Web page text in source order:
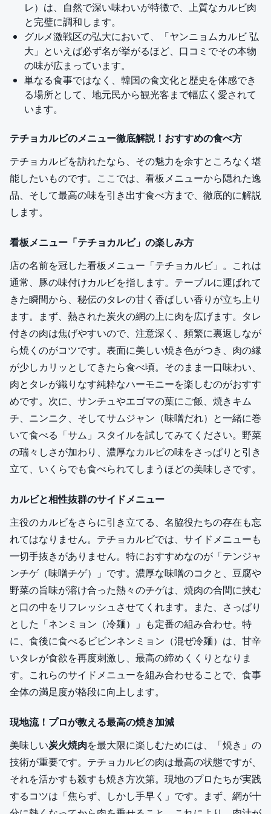
レ）は、自然で深い味わいが特徴で、上質なカルビ肉
と完璧に調和します。
グルメ激戦区の弘大において、「ヤンニョムカルビ 弘
大」といえば必ず名が挙がるほど、口コミでその本物
の味が広まっています。
単なる食事ではなく、韓国の食文化と歴史を体感でき
る場所として、地元民から観光客まで幅広く愛されて
います。
テチョカルビのメニュー徹底解説！おすすめの食べ方
テチョカルビを訪れたなら、その魅力を余すところなく堪
能したいものです。ここでは、看板メニューから隠れた逸
品、そして最高の味を引き出す食べ方まで、徹底的に解説
します。
看板メニュー「テチョカルビ」の楽しみ方
店の名前を冠した看板メニュー「テチョカルビ」。これは
通常、豚の味付けカルビを指します。テーブルに運ばれて
きた瞬間から、秘伝のタレの甘く香ばしい香りが立ち上り
ます。まず、熱された炭火の網の上に肉を広げます。タレ
付きの肉は焦げやすいので、注意深く、頻繁に裏返しなが
ら焼くのがコツです。表面に美しい焼き色がつき、肉の縁
が少しカリッとしてきたら食べ頃。そのまま一口味わい、
肉とタレが織りなす純粋なハーモニーを楽しむのがおすす
めです。次に、サンチュやエゴマの葉にご飯、焼きキム
チ、ニンニク、そしてサムジャン（味噌だれ）と一緒に巻
いて食べる「サム」スタイルを試してみてください。野菜
の瑞々しさが加わり、濃厚なカルビの味をさっぱりと引き
立て、いくらでも食べられてしまうほどの美味しさです。
カルビと相性抜群のサイドメニュー
主役のカルビをさらに引き立てる、名脇役たちの存在も忘
れてはなりません。テチョカルビでは、サイドメニューも
一切手抜きがありません。特におすすめなのが「テンジャ
ンチゲ（味噌チゲ）」です。濃厚な味噌のコクと、豆腐や
野菜の旨味が溶け合った熱々のチゲは、焼肉の合間に挟む
と口の中をリフレッシュさせてくれます。また、さっぱり
とした「ネンミョン（冷麺）」も定番の組み合わせ。特
に、食後に食べるビビンネンミョン（混ぜ冷麺）は、甘辛
いタレが食欲を再度刺激し、最高の締めくくりとなりま
す。これらのサイドメニューを組み合わせることで、食事
全体の満足度が格段に向上します。
現地流！プロが教える最高の焼き加減
美味しい炭火焼肉を最大限に楽しむためには、「焼き」の
技術が重要です。テチョカルビの肉は最高の状態ですが、
それを活かすも殺すも焼き方次第。現地のプロたちが実践
するコツは「焦らず、しかし手早く」です。まず、網が十